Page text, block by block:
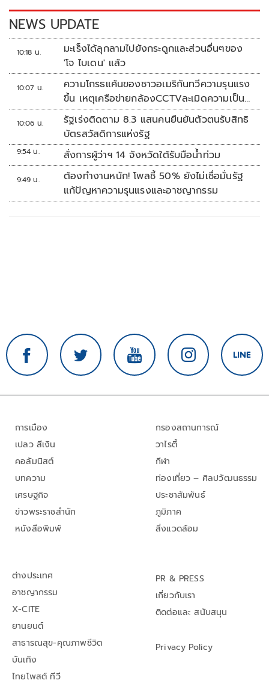
k k
NEWS UPDATE
10:18 น.
มะเร็งได้ลุกลามไปยังกระดูกและส่วนอื่นๆของ
'โจ ไบเดน' แล้ว
10:07 น.
ความโกรธแค้นของชาวอเมริกันทวีความรุนแรง
ขึ้น เหตุเครือข่ายกล้องCCTVละเมิดความเป็น
ส่วนตัว
10:06 น.
รัฐเร่งติดตาม 8.3 แสนคนยืนยันตัวตนรับสิทธิ
บัตรสวัสดิการแห่งรัฐ
9:54 น. สั่งการผู้ว่าฯ 14 จังหวัดใต้รับมือน้ำท่วม
9:49 น.
ต้องทำงานหนัก! โพลชี้ 50% ยังไม่เชื่อมั่นรัฐ
แก้ปัญหาความรุนแรงและอาชญากรรม
การเมือง
เปลว สีเงิน
คอลัมนิสต์
บทความ
เศรษฐกิจ
ข่าวพระราชสำนัก
หนังสือพิมพ์
กรองสถานการณ์
วาไรตี้
กีฬา
ท่องเที่ยว – ศิลปวัฒนธรรม
ประชาสัมพันธ์
ภูมิภาค
สิ่งแวดล้อม
ต่างประเทศ
อาชญากรรม
X-CITE
ยานยนต์
สาธารณสุข-คุณภาพชีวิต
บันเทิง
ไทยโพสต์ ทีวี
PR & PRESS
เกี่ยวกับเรา
ติดต่อและ สนับสนุน
Privacy Policy